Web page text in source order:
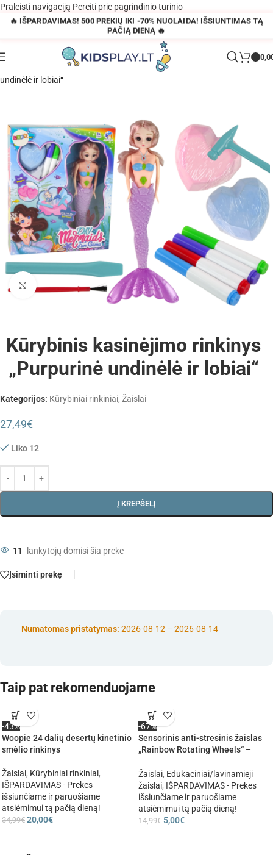
Praleisti navigaciją Pereiti prie pagrindinio turinio
🔥 IŠPARDAVIMAS! 500 PREKIŲ IKI -70% NUOLAIDA! IŠSIUNTIMAS TĄ
PAČIĄ DIENĄ 🔥
Parduotuvė
Kūrybinis kasinėjimo rinkinys „Purpurinė
undinėlė ir lobiai“
Padidinti
Kūrybinis kasinėjimo rinkinys
„Purpurinė undinėlė ir lobiai“
Kategorijos: Kūrybiniai rinkiniai, Žaislai
27,49€
Liko 12
Į KREPŠELĮ
11 lankytojų domisi šia preke
Įsiminti prekę
Numatomas pristatymas: 2026-08-12 – 2026-08-14
Taip pat rekomenduojame
-43%
Woopie 24 dalių desertų kinetinio
smėlio rinkinys
Žaislai, Kūrybiniai rinkiniai,
IŠPARDAVIMAS - Prekes
išsiunčiame ir paruošiame
atsiėmimui tą pačią dieną!
34,99€ 20,00€
-67%
Sensorinis anti-stresinis žaislas
„Rainbow Rotating Wheels“ –
spalvos
Žaislai, Edukaciniai/lavinamieji
žaislai, IŠPARDAVIMAS - Prekes
išsiunčiame ir paruošiame
atsiėmimui tą pačią dieną!
14,99€ 5,00€